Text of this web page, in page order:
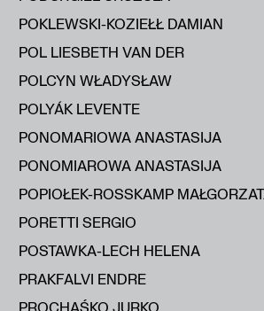
POKLEWSKI-KOZIEŁŁ DAMIAN
POL LIESBETH VAN DER
POLCYN WŁADYSŁAW
POLYÁK LEVENTE
PONOMARIOWA ANASTASIJA
PONOMIAROWA ANASTASIJA
POPIOŁEK-ROSSKAMP MAŁGORZATA
PORETTI SERGIO
POSTAWKA-LECH HELENA
PRAKFALVI ENDRE
PROCHAŚKO JURKO